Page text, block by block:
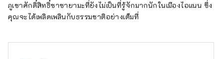
ภูเขาศักดิ์สิทธิ์ซาซายามะที่ยังไม่เป็นที่รู้จักมากนักในเมืองไอแนน ซึ่ง
คุณจะได้เพลิดเพลินกับธรรมชาติอย่างเต็มที่